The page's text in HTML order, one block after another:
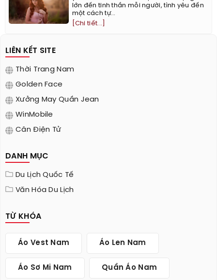
lớn đến tinh thần mỗi người, tình yêu đến
một cách tự...
[Chi tiết...]
LIÊN KẾT SITE
Thời Trang Nam
Golden Face
Xưởng May Quần Jean
WinMobile
Cân Điện Tử
DANH MỤC
Du Lịch Quốc Tế
Văn Hóa Du Lịch
TỪ KHÓA
Áo Vest Nam Áo Len Nam
Áo Sơ Mi Nam Quần Áo Nam